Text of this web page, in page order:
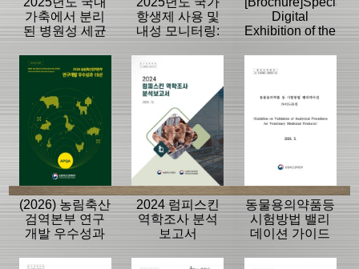
가축에서 분리
된 병원성 세균
모니터링 결과
항생제 사용 및
내성 모니터링:
Digital
Exhibition of the
APQA
(2026) 농림축산
검역본부 연구
개발 우수성과
2024 럼피스킨
역학조사 분석
보고서
동물용의약품등
시험방법 밸리
데이션 가이드